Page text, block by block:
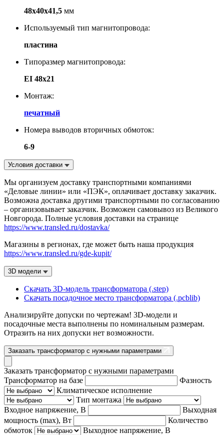
48х40х41,5 мм
Используемый тип магнитопровода:
пластина
Типоразмер магнитопровода:
EI 48x21
Монтаж:
печатный
Номера выводов вторичных обмоток:
6-9
Условия доставки
Мы организуем доставку транспортными компаниями
«Деловые линии» или «ПЭК», оплачивает доставку заказчик.
Возможна доставка другими транспортными по согласованию
– организовывает заказчик. Возможен самовывоз из Великого
Новгорода. Полные условия доставки на странице
https://www.transled.ru/dostavka/
Магазины в регионах, где может быть наша продукция
https://www.transled.ru/gde-kupit/
3D модели
Скачать 3D-модель трансформатора (.step)
Скачать посадочное место трансформатора (.pcblib)
Анализируйте допуски по чертежам! 3D-модели и
посадочные места выполнены по номинальным размерам.
Отразить на них допуски нет возможности.
Заказать трансформатор с нужными параметрами
Заказать трансформатор с нужными параметрами
Трансформатор на базе
Фазность
Климатическое исполнение
Тип монтажа
Входное напряжение, В
Выходная
мощность (max), Вт
Количество
обмоток
Выходное напряжение, В